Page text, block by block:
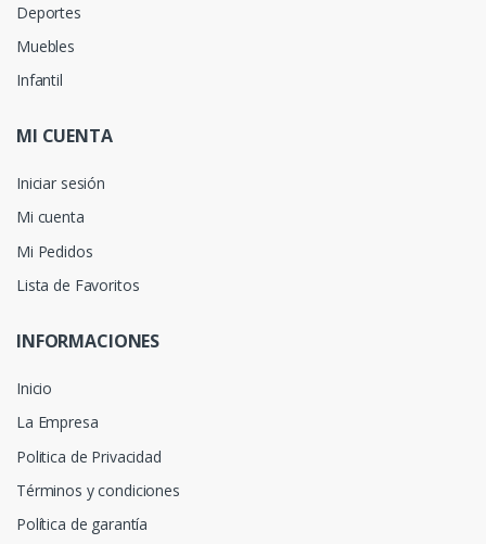
Deportes
Muebles
Infantil
MI CUENTA
Iniciar sesión
Mi cuenta
Mi Pedidos
Lista de Favoritos
INFORMACIONES
Inicio
La Empresa
Politica de Privacidad
Términos y condiciones
Política de garantía